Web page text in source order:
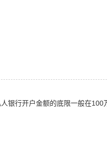
银行开户金额的底限一般在100